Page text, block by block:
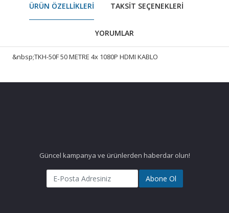
ÜRÜN ÖZELLIKLERI TAKSIT SEÇENEKLERI
YORUMLAR
&nbsp;TKH-50F 50 METRE 4x 1080P HDMI KABLO
Güncel kampanya ve ürünlerden haberdar olun!
Abone Ol